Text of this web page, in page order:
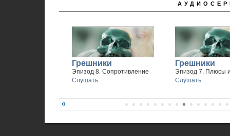
Грешники
Эпизод 8. Сопротивление
Слушать
Грешники
Эпизод 7. Плюсы
Слушать